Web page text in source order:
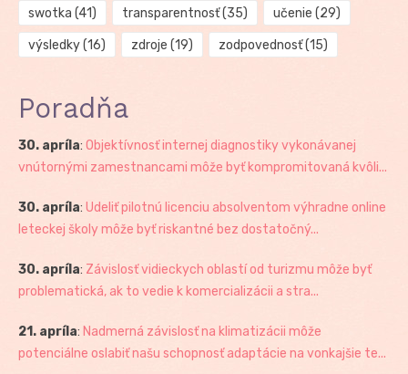
swotka (41) transparentnosť(35) učenie (29)
výsledky(16) zdroje (19) zodpovednosť(15)
Poradňa
30. apríla: Objektívnosť internej diagnostiky vykonávanej
vnútornými zamestnancami môže byť kompromitovaná kvôli...
30. apríla: Udeliť pilotnú licenciu absolventom výhradne online
leteckej školy môže byť riskantné bez dostatočný...
30. apríla: Závislosť vidieckych oblastí od turizmu môže byť
problematická, ak to vedie k komercializácii a stra...
21. apríla: Nadmerná závislosť na klimatizácii môže
potenciálne oslabiť našu schopnosť adaptácie na vonkajšie te...